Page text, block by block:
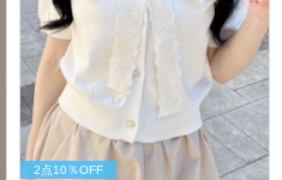
2点10％OFF